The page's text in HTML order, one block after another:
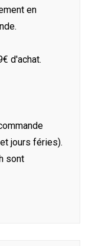
en
d'achat.
jours féries).
sont